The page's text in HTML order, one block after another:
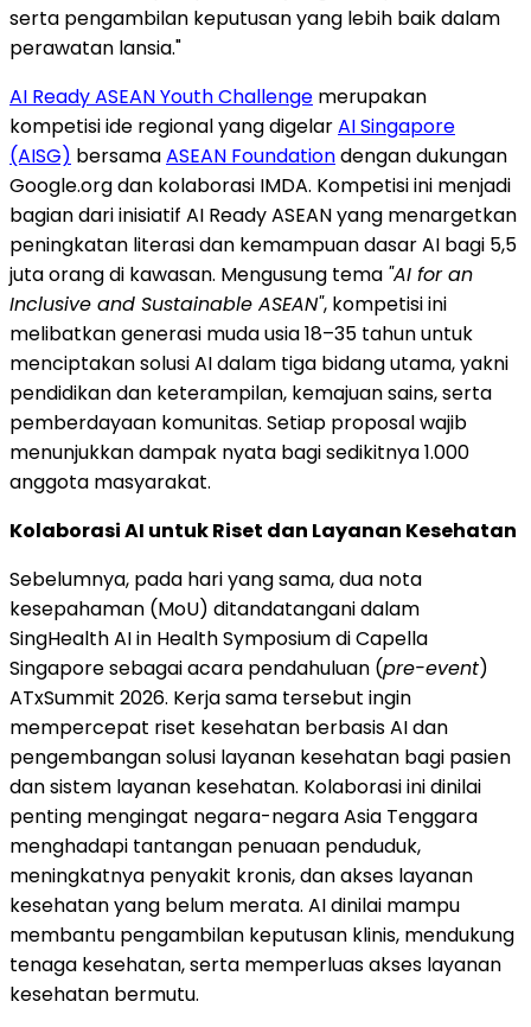
serta pengambilan keputusan yang lebih baik dalam
perawatan lansia."
AI Ready ASEAN Youth Challenge merupakan
kompetisi ide regional yang digelarAI Singapore
(AISG) bersamaASEAN Foundationdengan dukungan
Google.org dan kolaborasi IMDA. Kompetisi ini menjadi
bagian dari inisiatif AI Ready ASEAN yang menargetkan
peningkatan literasi dan kemampuan dasar AI bagi 5,5
juta orang di kawasan. Mengusung tema "AI for an
Inclusive and Sustainable ASEAN", kompetisi ini
melibatkan generasi muda usia 18–35 tahun untuk
menciptakan solusi AI dalam tiga bidang utama, yakni
pendidikan dan keterampilan, kemajuan sains, serta
pemberdayaan komunitas. Setiap proposal wajib
menunjukkan dampak nyata bagi sedikitnya 1.000
anggota masyarakat.
Kolaborasi AI untuk Riset dan Layanan Kesehatan
Sebelumnya, pada hari yang sama, dua nota
kesepahaman (MoU) ditandatangani dalam
SingHealth AI in Health Symposium di Capella
Singapore sebagai acara pendahuluan (pre-event)
ATxSummit 2026. Kerja sama tersebut ingin
mempercepat riset kesehatan berbasis AI dan
pengembangan solusi layanan kesehatan bagi pasien
dan sistem layanan kesehatan. Kolaborasi ini dinilai
penting mengingat negara-negara Asia Tenggara
menghadapi tantangan penuaan penduduk,
meningkatnya penyakit kronis, dan akses layanan
kesehatan yang belum merata. AI dinilai mampu
membantu pengambilan keputusan klinis, mendukung
tenaga kesehatan, serta memperluas akses layanan
kesehatan bermutu.